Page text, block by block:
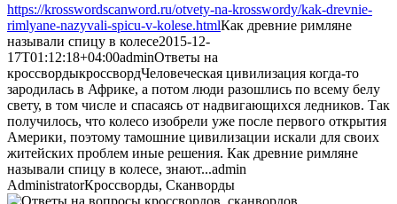
https://krosswordscanword.ru/otvety-na-krosswordy/kak-drevnie-
rimlyane-nazyvali-spicu-v-kolese.htmlКак древние римляне
называли спицу в колесе2015-12-
17T01:12:18+04:00adminОтветы на
кроссвордыкроссвордЧеловеческая цивилизация когда-то
зародилась в Африке, а потом люди разошлись по всему белу
свету, в том числе и спасаясь от надвигающихся ледников. Так
получилось, что колесо изобрели уже после первого открытия
Америки, поэтому тамошние цивилизации искали для своих
житейских проблем иные решения. Как древние римляне
называли спицу в колесе, знают...admin
AdministratorКроссворды, Сканворды